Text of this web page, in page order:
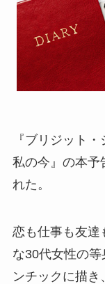
『ブリジット
私の今』の本予
れた。
恋も仕事も友達
な30代女性の
ンチックに描き